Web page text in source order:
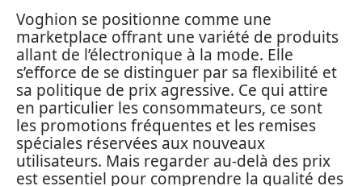
Voghion se positionne comme une
marketplace offrant une variété de produits
allant de l’électronique à la mode. Elle
s’efforce de se distinguer par sa flexibilité et
sa politique de prix agressive. Ce qui attire
en particulier les consommateurs, ce sont
les promotions fréquentes et les remises
spéciales réservées aux nouveaux
utilisateurs. Mais regarder au-delà des prix
est essentiel pour comprendre la qualité des